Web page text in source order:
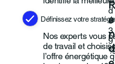
Définissez votre
Nos experts vous
de travail et
l’offre énergétique
R
e
n
d
d
e
3
9
.